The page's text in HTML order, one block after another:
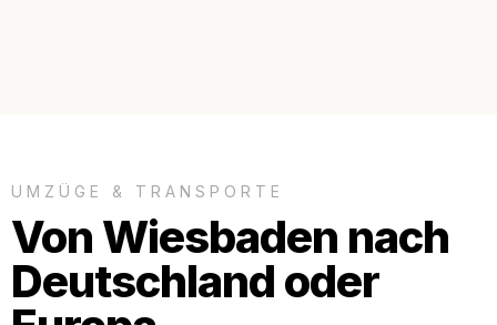
UMZÜGE & TRANSPORTE
Von Wiesbaden nach
Deutschland oder